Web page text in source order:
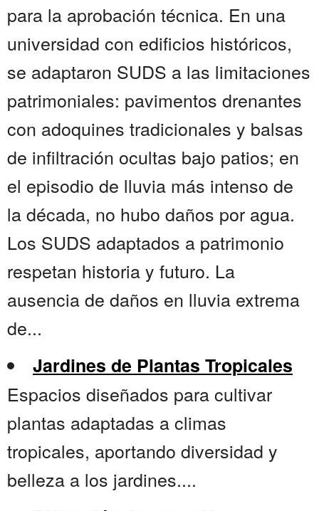
para la aprobación técnica. En una
universidad con edificios históricos,
se adaptaron SUDS a las limitaciones
patrimoniales: pavimentos drenantes
con adoquines tradicionales y balsas
de infiltración ocultas bajo patios; en
el episodio de lluvia más intenso de
la década, no hubo daños por agua.
Los SUDS adaptados a patrimonio
respetan historia y futuro. La
ausencia de daños en lluvia extrema
de...
Jardines de Plantas Tropicales
Espacios diseñados para cultivar
plantas adaptadas a climas
tropicales, aportando diversidad y
belleza a los jardines....